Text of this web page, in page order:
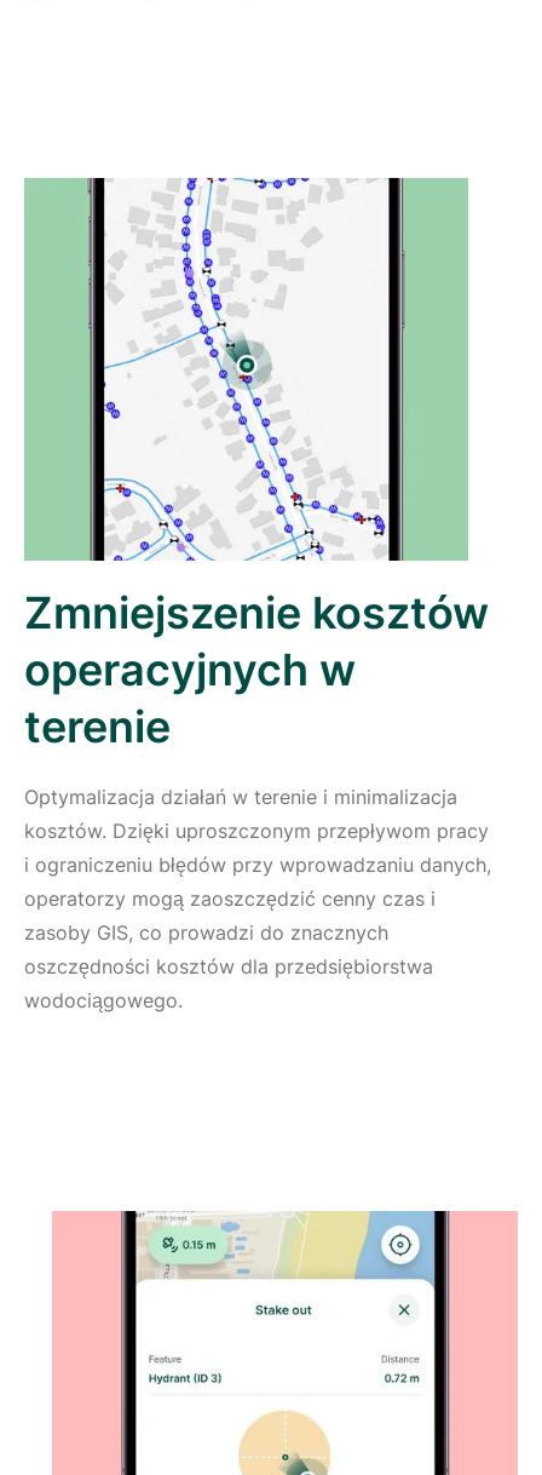
Zmniejszenie kosztów
operacyjnych w
terenie
Optymalizacja działań w terenie i minimalizacja
kosztów. Dzięki uproszczonym przepływom pracy
i ograniczeniu błędów przy wprowadzaniu danych,
operatorzy mogą zaoszczędzić cenny czas i
zasoby GIS, co prowadzi do znacznych
oszczędności kosztów dla przedsiębiorstwa
wodociągowego.